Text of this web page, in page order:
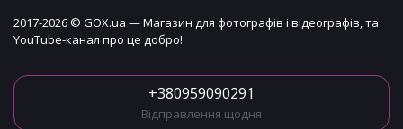
2017-2026 © GOX.ua — Магазин для фотографів і відеографів, та
YouTube-канал про це добро!
+380959090291
Відправлення щодня